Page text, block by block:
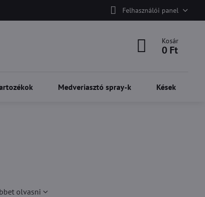
Felhasználói panel
Kosár
0 Ft
Medveriasztó spray-k Kések
olvasni